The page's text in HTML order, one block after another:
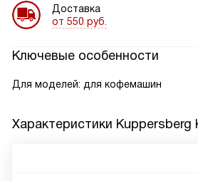
Доставка
от 550 руб.
Ключевые особенности
Для моделей: для кофемашин
Характеристики Kuppersberg